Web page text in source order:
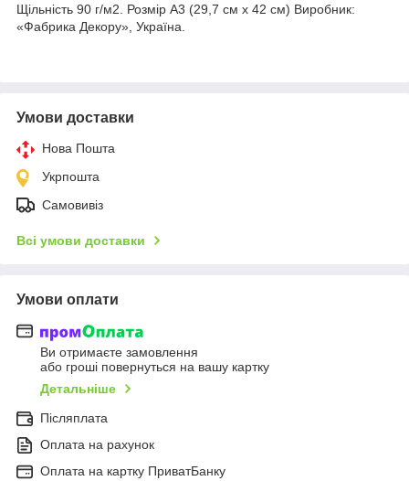
Щільність 90 г/м2. Розмір А3 (29,7 см х 42 см) Виробник:
«Фабрика Декору», Україна.
Умови доставки
Нова Пошта
Укрпошта
Самовивіз
Всі умови доставки
Умови оплати
Ви отримаєте замовлення
або гроші повернуться на вашу картку
Детальніше
Післяплата
Оплата на рахунок
Оплата на картку ПриватБанку